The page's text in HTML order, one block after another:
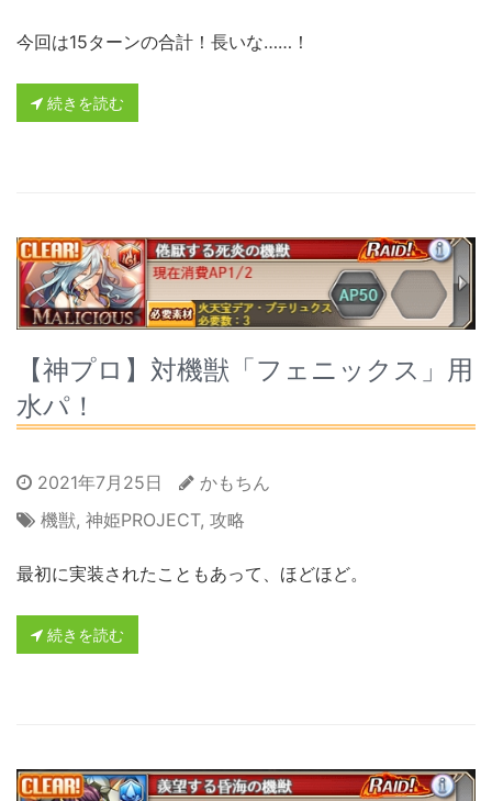
今回は15ターンの合計！長いな……！
続きを読む
【神プロ】対機獣「フェニックス」用
水パ！
2021年7月25日
かもちん
機獣, 神姫PROJECT, 攻略
最初に実装されたこともあって、ほどほど。
続きを読む